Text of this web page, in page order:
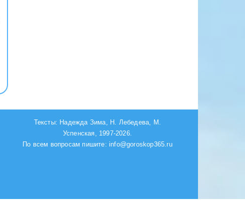
Тексты: Надежда Зима, Н. Лебедева, М.
Успенская, 1997-2026.
По всем вопросам пишите: info@goroskop365.ru